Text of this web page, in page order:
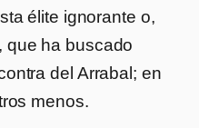
élite ignorante o,
que ha buscado
del Arrabal; en
menos.